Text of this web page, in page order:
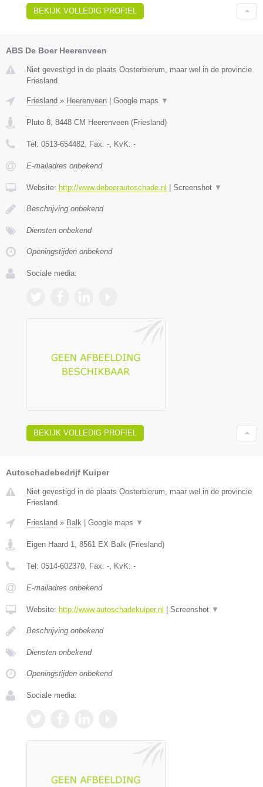
BEKIJK VOLLEDIG PROFIEL
ABS De Boer Heerenveen
Niet gevestigd in de plaats Oosterbierum, maar wel in de provincie
Friesland.
Friesland » Heerenveen | Google maps ▼
Pluto 8 8448 CM Heerenveen (Friesland)
Tel: 0513-654482 , Fax: - , KvK: -
E-mailadres onbekend
Website: http://www.deboerautoschade.nl | Screenshot ▼
Beschrijving onbekend
Diensten onbekend
Openingstijden onbekend
Sociale media:
BEKIJK VOLLEDIG PROFIEL
Autoschadebedrijf Kuiper
Niet gevestigd in de plaats Oosterbierum, maar wel in de provincie
Friesland.
Friesland » Balk Google maps ▼
Eigen Haard 1, 8561 EX Balk (Friesland)
Tel: 0514-602370, Fax: -, KvK: -
E-mailadres onbekend
Website: http://www.autoschadekuiper.nl Screenshot ▼
Beschrijving onbekend
Diensten onbekend
Openingstijden onbekend
Sociale media: